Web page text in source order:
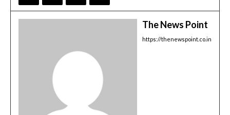
The News Point
https://thenewspoint.co.in